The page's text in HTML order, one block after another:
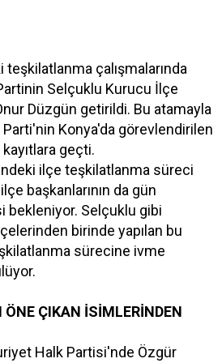
teşkilatlanma çalışmalarında
Selçuklu Kurucu İlçe
Düzgün getirildi. Bu atamayla
Konya'da görevlendirilen
geçti.
ilçe teşkilatlanma süreci
başkanlarının da gün
bekleniyor. Selçuklu gibi
birinde yapılan bu
sürecine ivme
ÖNE ÇIKAN İSİMLERİNDEN
Halk Partisi'nde Özgür